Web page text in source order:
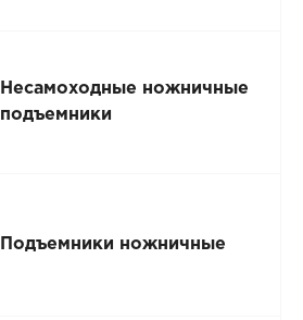
Несамоходные ножничные
подъемники
Подъемники ножничные